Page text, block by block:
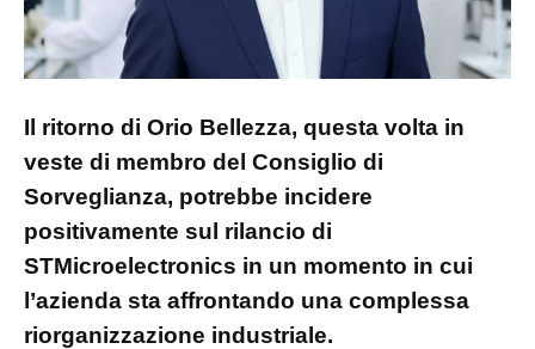
Il ritorno di Orio Bellezza, questa volta in
veste di membro del Consiglio di
Sorveglianza, potrebbe incidere
positivamente sul rilancio di
STMicroelectronics in un momento in cui
l’azienda sta affrontando una complessa
riorganizzazione industriale.